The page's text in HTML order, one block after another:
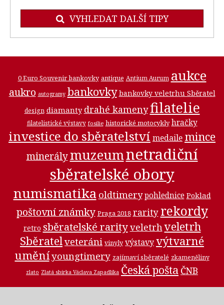
VYHLEDAT DALŠÍ TIPY
0 Euro Souvenir bankovky antique Antium Aurum aukce
aukro autogramy bankovky bankovky veletrhu Sběratel
design diamanty drahé kamenyfilatelie
filatelistické výstavy fosilie historické motocykly hračky
investice do sběratelství medaile mince
minerálymuzeumnetradiční
sběratelské obory
numismatika oldtimery pohlednice Poklad
poštovní známky Praga 2018 rarity rekordy
retro sběratelské rarityveletrhveletrh
Sběratelveteráni vinyly výstavyvýtvarné
uměníyoungtimery zajímaví sběratelé zkameněliny
zlato Zlatá sbírka Václava Zapadlíka Česká pošta ČNB